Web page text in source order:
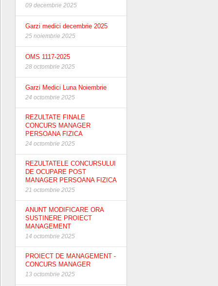
09 decembrie 2025
Garzi medici decembrie 2025
25 noiembrie 2025
OMS 1117-2025
28 octombrie 2025
Garzi Medici Luna Noiembrie
24 octombrie 2025
REZULTATE FINALE
CONCURS MANAGER
PERSOANA FIZICA
24 octombrie 2025
REZULTATELE CONCURSULUI
DE OCUPARE POST
MANAGER PERSOANA FIZICA
21 octombrie 2025
ANUNT MODIFICARE ORA
SUSTINERE PROIECT
MANAGEMENT
14 octombrie 2025
PROIECT DE MANAGEMENT -
CONCURS MANAGER
13 octombrie 2025